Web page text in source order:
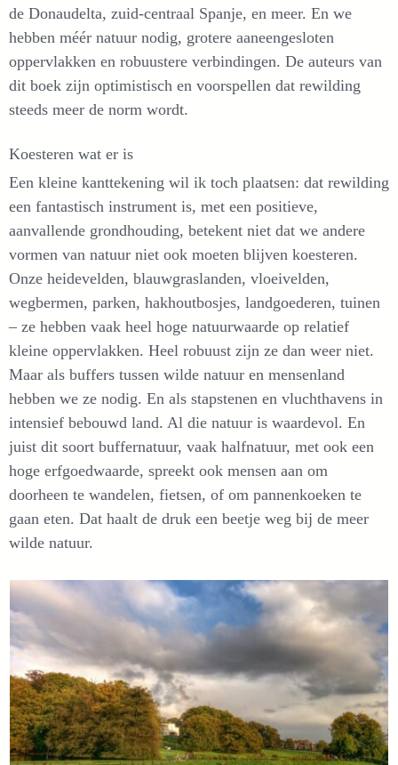
de Donaudelta, zuid-centraal Spanje, en meer. En we
hebben méér natuur nodig, grotere aaneengesloten
oppervlakken en robuustere verbindingen. De auteurs van
dit boek zijn optimistisch en voorspellen dat rewilding
steeds meer de norm wordt.
Koesteren wat er is
Een kleine kanttekening wil ik toch plaatsen: dat rewilding
een fantastisch instrument is, met een positieve,
aanvallende grondhouding, betekent niet dat we andere
vormen van natuur niet ook moeten blijven koesteren.
Onze heidevelden, blauwgraslanden, vloeivelden,
wegbermen, parken, hakhoutbosjes, landgoederen, tuinen
– ze hebben vaak heel hoge natuurwaarde op relatief
kleine oppervlakken. Heel robuust zijn ze dan weer niet.
Maar als buffers tussen wilde natuur en mensenland
hebben we ze nodig. En als stapstenen en vluchthavens in
intensief bebouwd land. Al die natuur is waardevol. En
juist dit soort buffernatuur, vaak halfnatuur, met ook een
hoge erfgoedwaarde, spreekt ook mensen aan om
doorheen te wandelen, fietsen, of om pannenkoeken te
gaan eten. Dat haalt de druk een beetje weg bij de meer
wilde natuur.